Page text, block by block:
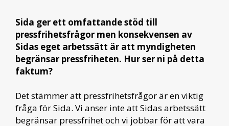
Sida ger ett omfattande stöd till
pressfrihetsfrågor men konsekvensen av
Sidas eget arbetssätt är att myndigheten
begränsar pressfriheten. Hur ser ni på detta
faktum?
Det stämmer att pressfrihetsfrågor är en viktig
fråga för Sida. Vi anser inte att Sidas arbetssätt
begränsar pressfrihet och vi jobbar för att vara